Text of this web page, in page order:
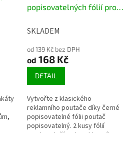
popisovatelných fólií pro
SKLADEM
od 139 Kč bez DPH
od 168 Kč
DETAIL
Vytvořte z klasického
reklamního poutače díky černé
popisovatelné fólii poutač
popisovatelný. 2 kusy fólií
snadno vložíte do reklamního